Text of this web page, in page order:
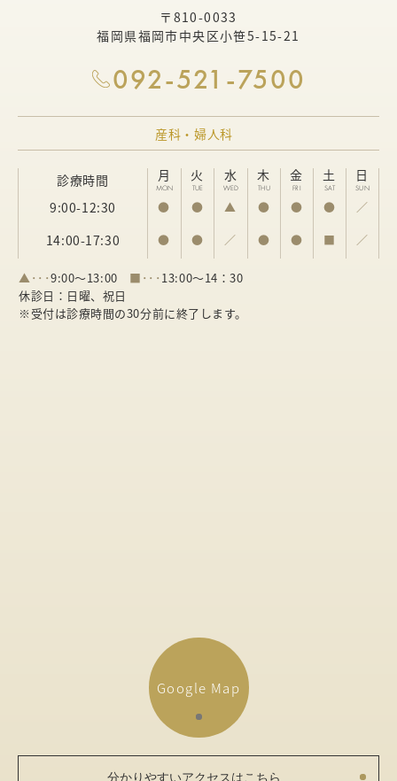
〒810-0033
福岡県福岡市中央区小笹5-15-21
092-521-7500
産科・婦人科
診療時間 月
MON
火
TUE
水
WED
木
THU
金
FRI
土
SAT
日
SUN
9:00-12:30 ● ● ▲ ● ● ● ／
14:00-17:30 ● ● ／ ● ● ■ ／
▲･･･9:00～13:00 ■･･･ 13:00～14：30
休診日：日曜、祝日
※受付は診療時間の30分前に終了します。
Google Map
分かりやすいアクセスはこちら